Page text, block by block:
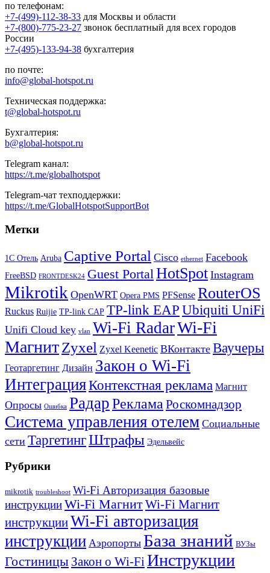
по телефонам:
+7-(499)-112-38-33 для Москвы и области
+7-(800)-775-23-27 звонок бесплатный для всех городов
России
+7-(495)-133-94-38 бухгалтерия
по почте:
info@global-hotspot.ru
Техническая поддержка:
t@global-hotspot.ru
Бухгалтерия:
b@global-hotspot.ru
Telegram канал:
https://t.me/globalhotspot
Telegram-чат техподдержки:
https://t.me/GlobalHotspotSupportBot
Метки
1С Отель Aruba Captive Portal Cisco ethernet Facebook
FreeBSD FRONTDESK24 Guest Portal HotSpot Instagram
Mikrotik OpenWRT Opera PMS PFSense RouterOS
Ruckus Ruijie TP-link CAP TP-link EAP Ubiquiti UniFi
Unifi Cloud key vlan Wi-Fi RadarWi-Fi
МагнитZyxel Zyxel Keenetic ВКонтакте Ваучеры
Геотаргетинг Дизайн Закон о Wi-Fi
ИнтеграцияКонтекстная реклама Магнит
Опросы Ошибка РадарРеклама Роскомнадзор
Система управления отелем Социальные
сети ТаргетингШтрафы Эдельвейс
Рубрики
mikrotik troubleshoot Wi-Fi Авторизация базовые
инструкцииWi-Fi МагнитWi-Fi Магнит
инструкцииWi-Fi авторизация
инструкции Аэропорты База знаний ВУЗы
Гостиницы Закон о Wi-FiИнструкции